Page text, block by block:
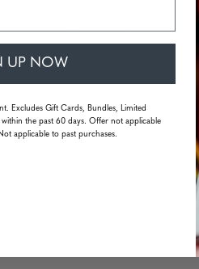
– une monture étroite en œil de
un usage quotidien.
d’après les pôles
UP NOW
Excludes Gift Cards, Bundles, Limited
the past 60 days. Offer not applicable
applicable to past purchases.